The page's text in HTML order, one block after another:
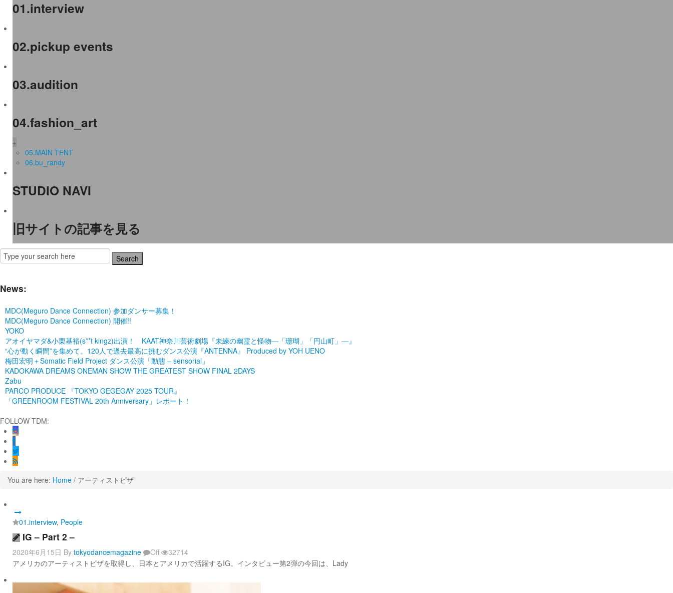
01.interview
02.pickup events
03.audition
04.fashion_art
+
05.MAIN TENT
06.bu_randy
STUDIO NAVI
旧サイトの記事を見る
News:
MDC(Meguro Dance Connection) 参加ダンサー募集！
MDC(Meguro Dance Connection) 開催!!
YOKO
アオイヤマダ&小栗基裕(s**t kingz)出演！ KAAT神奈川芸術劇場『未練の幽霊と怪物―「珊瑚」「円山町」―』
“心が動く瞬間”を集めて。120人で過去最高に挑むダンス公演『ANTENNA』 Produced by YOH UENO
梅田宏明＋Somatic Field Project ダンス公演「動態 ‒ sensorial」
KADOKAWA DREAMS ONEMAN SHOW THE GREATEST SHOW FINAL 2DAYS
Zabu
PARCO PRODUCE 『TOKYO GEGEGAY 2025 TOUR』
「GREENROOM FESTIVAL 20th Anniversary」レポート！
FOLLOW TDM:
You are here: Home / アーティストビザ
01.interview, People
IG – Part 2 –
2020年6月15日 By tokyodancemagazine Off
32714
アメリカのアーティストビザを取得し、日本とアメリカで活躍するIG。インタビュー第2弾の今回は、Lady